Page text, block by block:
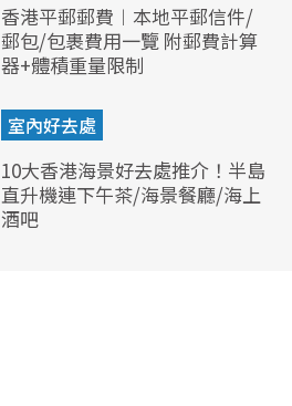
香港平郵郵費︱本地平郵信件/
郵包/包裹費用一覽 附郵費計算
器+體積重量限制
室內好去處
10大香港海景好去處推介！半島
直升機連下午茶/海景餐廳/海上
酒吧